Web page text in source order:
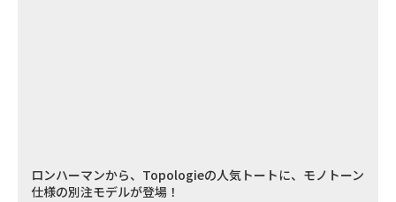
ロンハーマンから、Topologieの人気トートに、モノトーン
仕様の別注モデルが登場！